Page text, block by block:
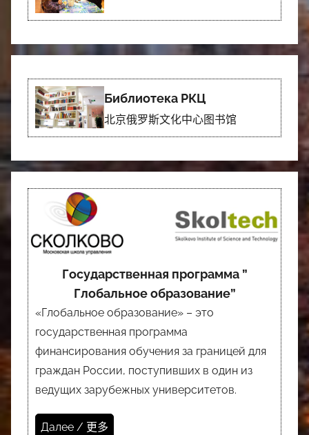
Библиотека РКЦ
北京俄罗斯文化中心图书馆
Государственная программа ”
Глобальное образование”
«Глобальное образование» – это
государственная программа
финансирования обучения за границей для
граждан России, поступивших в один из
ведущих зарубежных университетов.
Далее / 更多